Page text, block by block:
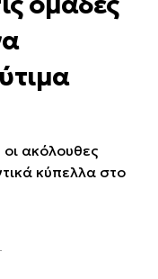
ακόλουθες
κύπελλα στο